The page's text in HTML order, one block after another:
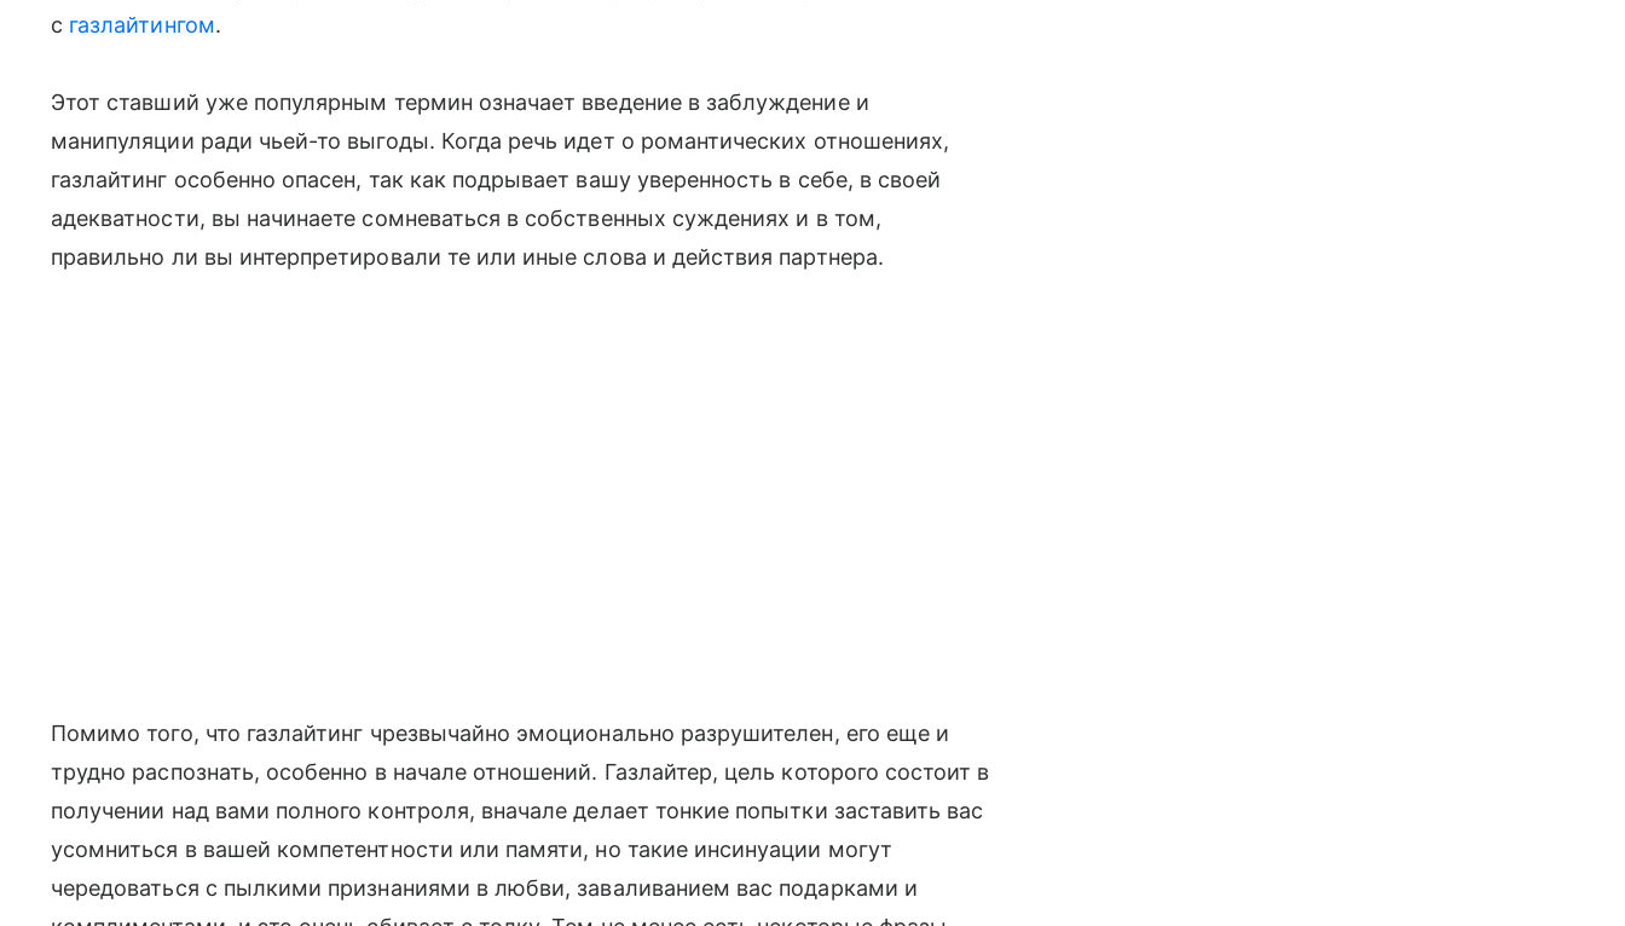
с газлайтингом.
Этот ставший уже популярным термин означает введение в заблуждение и
манипуляции ради чьей-то выгоды. Когда речь идет о романтических отношениях,
газлайтинг особенно опасен, так как подрывает вашу уверенность в себе, в своей
адекватности, вы начинаете сомневаться в собственных суждениях и в том,
правильно ли вы интерпретировали те или иные слова и действия партнера.
Помимо того, что газлайтинг чрезвычайно эмоционально разрушителен, его еще и
трудно распознать, особенно в начале отношений. Газлайтер, цель которого состоит в
получении над вами полного контроля, вначале делает тонкие попытки заставить вас
усомниться в вашей компетентности или памяти, но такие инсинуации могут
чередоваться с пылкими признаниями в любви, заваливанием вас подарками и